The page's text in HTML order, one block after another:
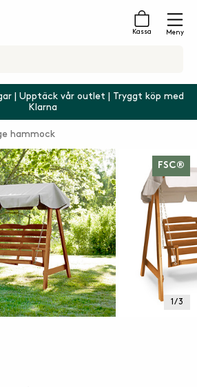
Kassa Meny
| Upptäck vår outlet | Tryggt köp med
Klarna
hammock
1 / 3
FSC®